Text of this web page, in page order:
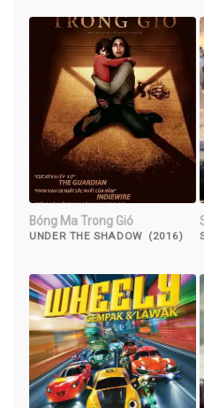
Bóng Ma Trong Gió
UNDER THE SHADOW (2016)